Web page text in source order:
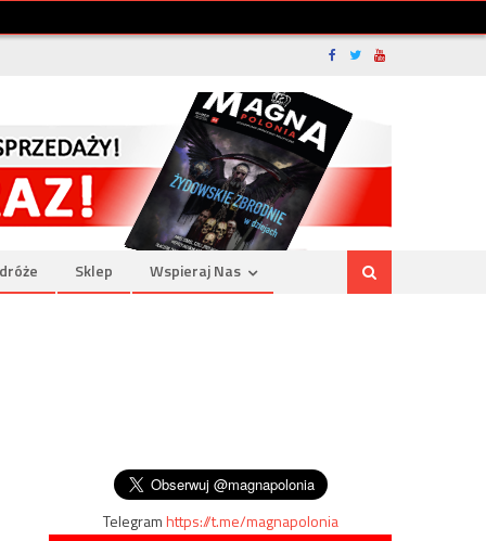
Sklep Wspieraj Nas
Telegramhttps://t.me/magnapolonia